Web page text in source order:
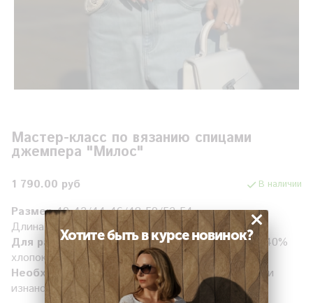
Мастер-класс по вязанию спицами
джемпера "Милос"
1 790.00 руб В наличии
Размер40-42/44-46/48-50/52-54
Длина изделия 57/59/60/61 см. рост 167 см.
Для работы потребуется:Katya Milos. Состав 40%
хлопок, 60% полиэстер
Необходимые навыки:умение вязать лицевую и
изнаночную петли
Хотите быть в курсе новинок?×